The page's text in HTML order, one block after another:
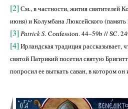
[2] См., в частности, жития святителей
июня) и Колумбана Люксейского (память
[3] Patrick S. Confession. 44–59b // SC.
[4] Ирландская традиция рассказывает,
святой Патрикий посетил святую
попросил ее выткать саван, в котором